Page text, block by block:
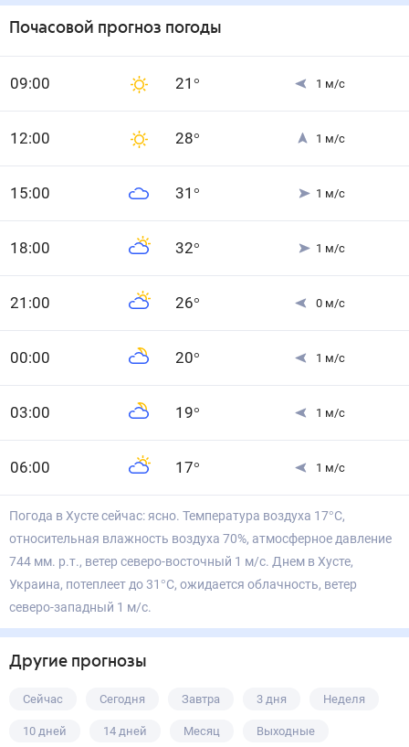
Почасовой прогноз погоды
09:00 21 ° 1 м/с
12:00 28° 1 м/с
15:00 31 ° 1 м/с
18:00 32° 1 м/с
21 :00 26° 0 м/с
00:00 20° 1 м/с
03:00 19° 1 м/с
06:00 17° 1 м/с
Погода в Хусте сейчас: ясно. Температура воздуха 17°С,
относительная влажность воздуха 70%, атмосферное давление
744 мм. р.т., ветер северо-восточный 1 м/с. Днем в Хусте,
Украина, потеплеет до 31°С, ожидается облачность, ветер
северо-западный 1 м/с.
Другие прогнозы
Сейчас Сегодня Завтра 3 дня Неделя
10 дней 14 дней Месяц Выходные